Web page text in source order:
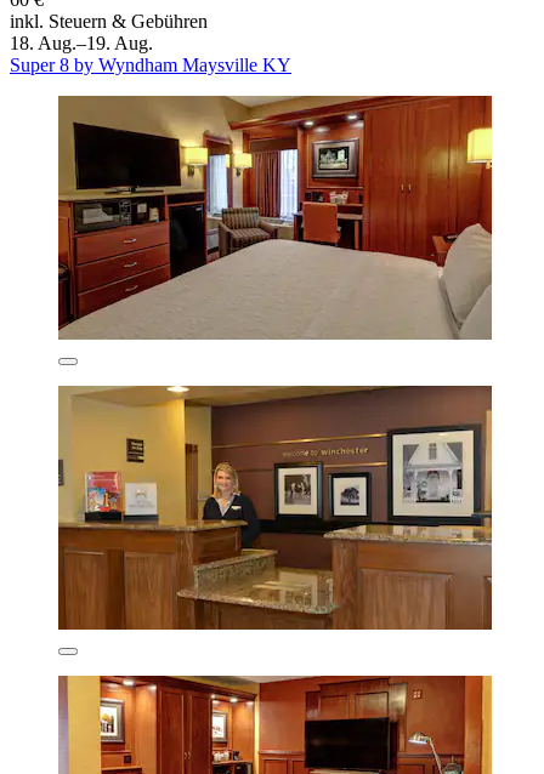
inkl. Steuern & Gebühren
18. Aug.–19. Aug.
Super 8 by Wyndham Maysville KY